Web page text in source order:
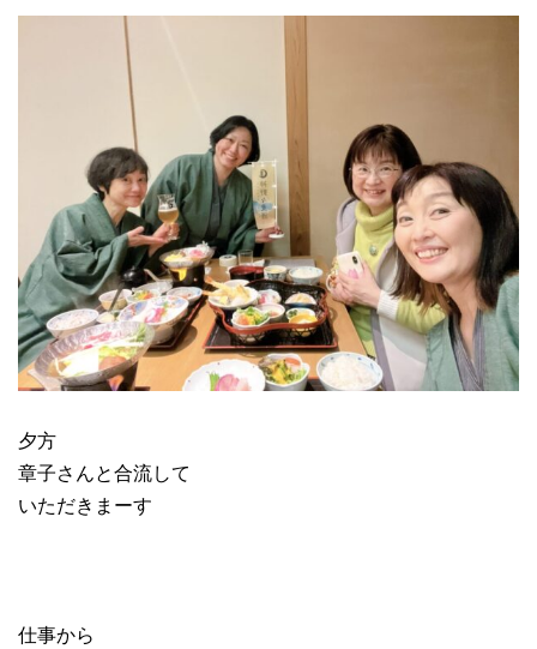
夕方
章子さんと合流して
いただきまーす
仕事から